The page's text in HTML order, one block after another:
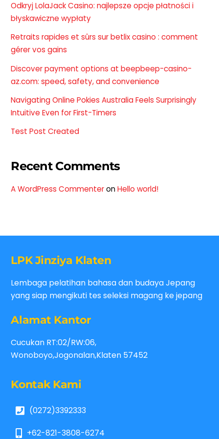
Odkryj LolaJack Casino: najlepsze opcje płatności i
błyskawiczne wypłaty
Retraits rapides et sûrs sur betlix casino : comment
gérer vos gains
Discover payment options at beepbeep-casino-
az.com: speed, safety, and convenience
Navigating Online Pokies Australia Feels Surprisingly
Intuitive Even for First-Timers
Test Post Created
Recent Comments
A WordPress CommenteronHello world!
LPK Jinziya Klaten
Lembaga pelatihan bahasa dan budaya Jepang
yang siap mengikuti tes seleksi magang ke jepang
Alamat Kantor
Cucukan RT:02/RW:06,
Wonoboyo,Jogonalan,Klaten 57452
Kontak Kami
(0272)3392333
+62-821-3808-6274